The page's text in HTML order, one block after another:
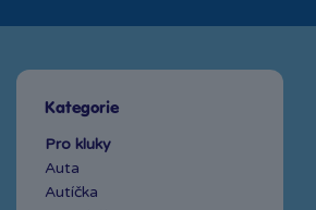
Kategorie
Pro kluky
Auta
Autíčka